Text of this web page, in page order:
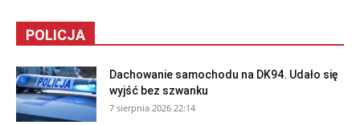
POLICJA
Dachowanie samochodu na DK94. Udało się
wyjść bez szwanku
7 sierpnia 2026 22:14